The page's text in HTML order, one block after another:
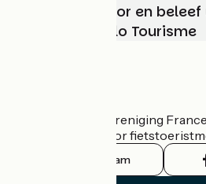
Kies, bereid voor en
met France Vélo Tourisme
De nationale vereniging
officiële gids voor
Instagram